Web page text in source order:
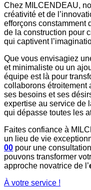
Chez MILCENDEAU,
créativité et de
efforçons constamment
de la construction pour
qui captivent
Que vous envisagiez
et minimaliste ou un
équipe est là pour
collaborons étroitement
ses besoins et ses
expertise au service de
qui dépasse toutes les
Faites confiance à
un lieu de vie
00 pour une
pouvons transformer
approche novatrice de l’
À votre service !